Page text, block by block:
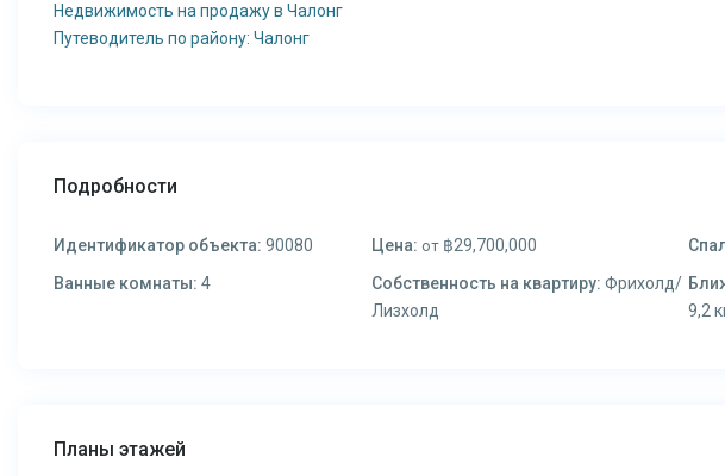
Недвижимость на продажу в Чалонг
Путеводитель по району: Чалонг
Подробности
Идентификатор объекта: 90080 Цена: от฿29,700,000
Ванные комнаты: 4 Собственность на квартиру: Фрихолд/
Лизхолд
9,2
Планы этажей